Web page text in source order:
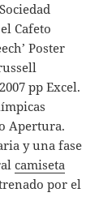
Cafeto
Poster
pp Excel.
Apertura.
y una fase
camiseta
por el